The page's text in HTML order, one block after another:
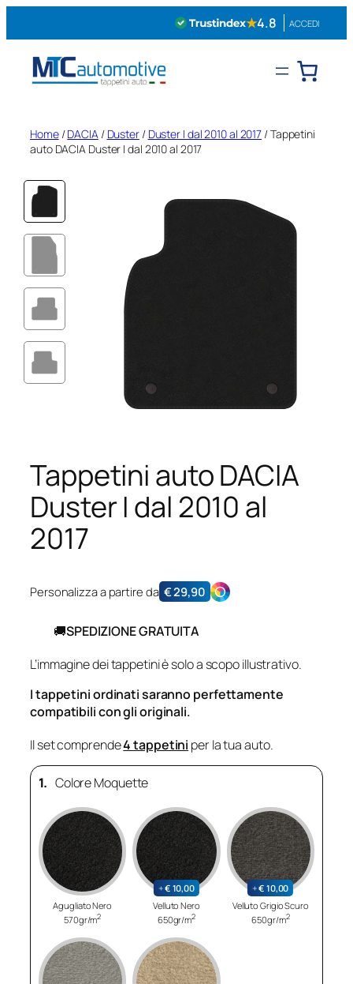
★4.8 ACCEDI
Home/DACIA/ Duster/ Duster I dal 2010 al 2017 / Tappetini
auto DACIA Duster I dal 2010 al 2017
Tappetini auto DACIA
Duster I dal 2010 al
2017
Personalizza a partire da €29,90
🚚SPEDIZIONE GRATUITA
L’immagine dei tappetini è solo a scopo illustrativo.
I tappetini ordinati saranno perfettamente
compatibili con gli originali.
Il set comprende4 tappetini per la tua auto.
1. Colore Moquette
Agugliato Nero
570gr/m2
+€ 10,00
Velluto Nero
650gr/m2
+€ 10,00
Velluto Grigio Scuro
650gr/m2